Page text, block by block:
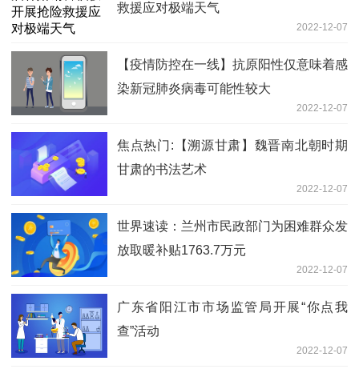
救援应对极端天气
2022-12-07
【疫情防控在一线】抗原阳性仅意味着感
染新冠肺炎病毒可能性较大
2022-12-07
焦点热门:【溯源甘肃】魏晋南北朝时期
甘肃的书法艺术
2022-12-07
世界速读：兰州市民政部门为困难群众发
放取暖补贴1763.7万元
2022-12-07
广东省阳江市市场监管局开展“你点我
查”活动
2022-12-07